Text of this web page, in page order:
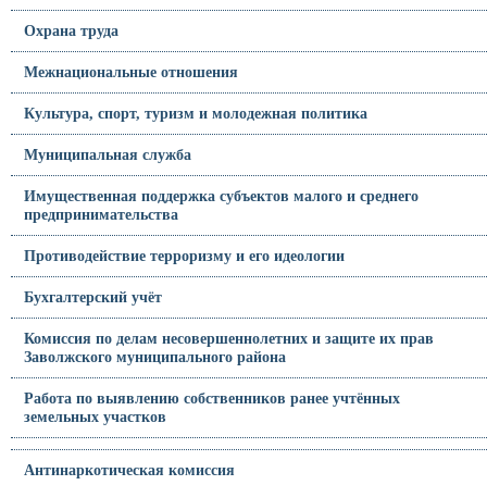
Охрана труда
Межнациональные отношения
Культура, спорт, туризм и молодежная политика
Муниципальная служба
Имущественная поддержка субъектов малого и среднего
предпринимательства
Противодействие терроризму и его идеологии
Бухгалтерский учёт
Комиссия по делам несовершеннолетних и защите их прав
Заволжского муниципального района
Работа по выявлению собственников ранее учтённых
земельных участков
Антинаркотическая комиссия